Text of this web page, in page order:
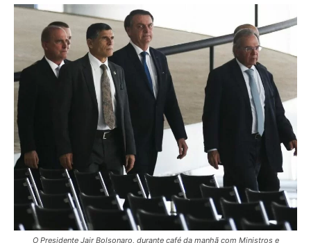
O Presidente Jair Bolsonaro, durante café da manhã com Ministros e